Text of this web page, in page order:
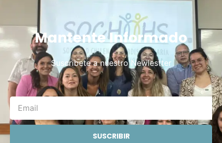
Mantente Informado
Suscribete a nuestro Newlestter
SUSCRIBIR